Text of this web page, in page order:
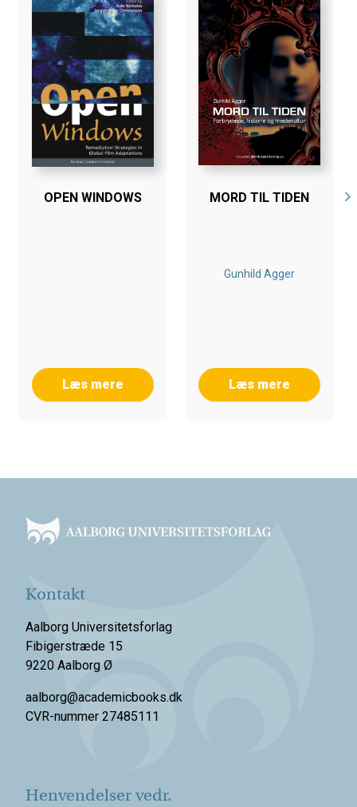
OPEN WINDOWS
Læs mere
MORD TIL TIDEN
Gunhild Agger
Læs mere
Kontakt
Aalborg Universitetsforlag
Fibigerstræde 15
9220 Aalborg Ø
aalborg@academicbooks.dk
CVR-nummer 27485111
Henvendelser vedr.